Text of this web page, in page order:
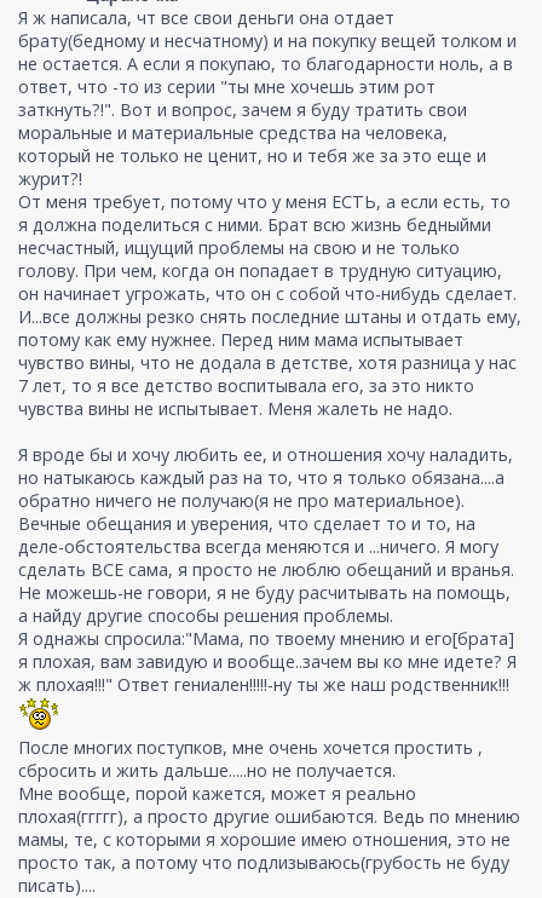
Я ж написала, чт все свои деньги она отдает
брату(бедному и несчатному) и на покупку вещей толком и
не остается. А если я покупаю, то благодарности ноль, а в
ответ, что -то из серии "ты мне хочешь этим рот
заткнуть?!". Вот и вопрос, зачем я буду тратить свои
моральные и материальные средства на человека,
который не только не ценит, но и тебя же за это еще и
журит?!
От меня требует, потому что у меня ЕСТЬ, а если есть, то
я должна поделиться с ними. Брат всю жизнь бедныйми
несчастный, ищущий проблемы на свою и не только
голову. При чем, когда он попадает в трудную ситуацию,
он начинает угрожать, что он с собой что-нибудь сделает.
И...все должны резко снять последние штаны и отдать ему,
потому как ему нужнее. Перед ним мама испытывает
чувство вины, что не додала в детстве, хотя разница у нас
7 лет, то я все детство воспитывала его, за это никто
чувства вины не испытывает. Меня жалеть не надо.
Я вроде бы и хочу любить ее, и отношения хочу наладить,
но натыкаюсь каждый раз на то, что я только обязана....а
обратно ничего не получаю(я не про материальное).
Вечные обещания и уверения, что сделает то и то, на
деле-обстоятельства всегда меняются и ...ничего. Я могу
сделать ВСЕ сама, я просто не люблю обещаний и вранья.
Не можешь-не говори, я не буду расчитывать на помощь,
а найду другие способы решения проблемы.
Я однажы спросила:"Мама, по твоему мнению и его[брата]
я плохая, вам завидую и вообще..зачем вы ко мне идете? Я
ж плохая!!!" Ответ гениален!!!!!-ну ты же наш родственник!!!
После многих поступков, мне очень хочется простить ,
сбросить и жить дальше.....но не получается.
Мне вообще, порой кажется, может я реально
плохая(ггггг), а просто другие ошибаются. Ведь по мнению
мамы, те, с которыми я хорошие имею отношения, это не
просто так, а потому что подлизываюсь(грубость не буду
писать)....